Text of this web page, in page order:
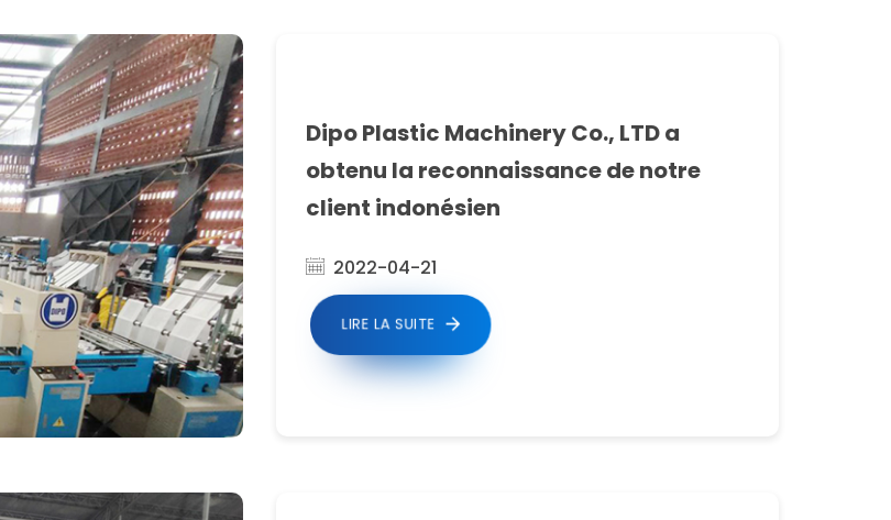
Dipo Plastic Machinery Co., LTD a
obtenu la reconnaissance de notre
client indonésien
2022-04-21
LIRE LA SUITE